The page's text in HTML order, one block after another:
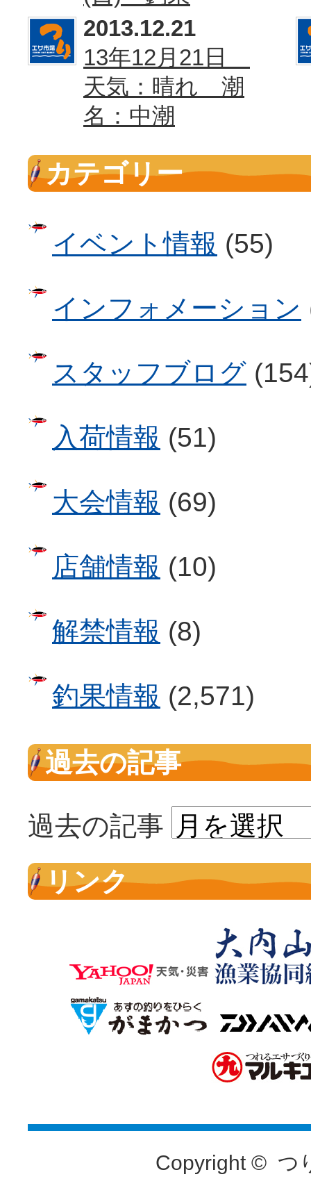
2013.12.21
13年12月21日
天気：晴れ 潮
名：中潮
カテゴリー
イベント情報 (55)
インフォメーション
スタッフブログ
入荷情報 (51)
大会情報 (69)
店舗情報 (10)
解禁情報 (8)
釣果情報 (2,571)
過去の記事
過去の記事
リンク
Copyright © つ